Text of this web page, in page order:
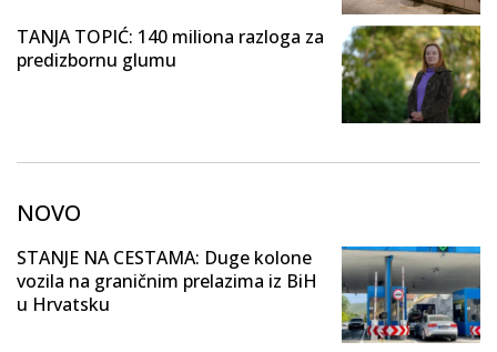
TANJA TOPIĆ: 140 miliona razloga za
predizbornu glumu
NOVO
STANJE NA CESTAMA: Duge kolone
vozila na graničnim prelazima iz BiH
u Hrvatsku